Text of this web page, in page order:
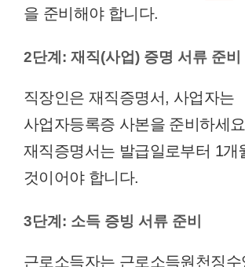
을 준비해야 합니다.
2단계: 재직(사업) 증명 서류 준비
직장인은 재직증명서, 사업자는
사업자등록증 사본을 준비하세
재직증명서는 발급일로부터 1개
것이어야 합니다.
3단계: 소득 증빙 서류 준비
근로소득자는 근로소득원천징수